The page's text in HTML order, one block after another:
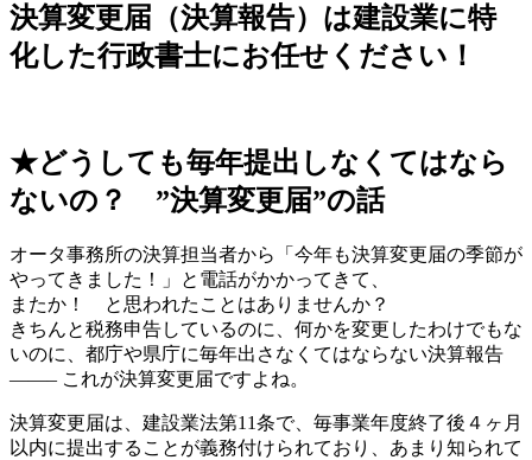
決算変更届（決算報告）は建設業に特
化した行政書士にお任せください！
★どうしても毎年提出しなくてはなら
ないの？ ”決算変更届”の話
オータ事務所の決算担当者から「今年も決算変更届の季節が
やってきました！」と電話がかかってきて、
またか！ と思われたことはありませんか？
きちんと税務申告しているのに、何かを変更したわけでもな
いのに、都庁や県庁に毎年出さなくてはならない決算報告
——– これが決算変更届ですよね。
決算変更届は、建設業法第11条で、毎事業年度終了後４ヶ月
以内に提出することが義務付けられており、あまり知られて